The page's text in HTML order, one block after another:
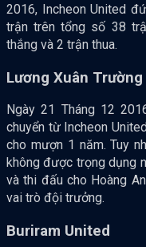
2016, Incheon United
trận trên tổng số 38
thắng và 2 trận thua.
Lương Xuân Trường
Ngày 21 Tháng 12
chuyển từ Incheon
cho mượn 1 năm. Tuy
không được trọng dụng
và thi đấu cho Hoàng
vai trò đội trưởng.
Buriram United